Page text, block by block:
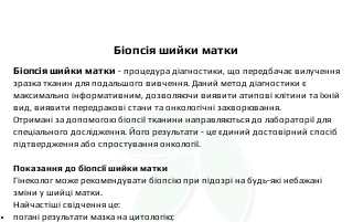
Біопсія шийки матки
Біопсія шийки матки - процедура діагностики, що передбачає вилучення
зразка тканин для подальшого вивчення. Даний метод діагностики є
максимально інформативним, дозволяючи виявити атипові клітини та їхній
вид, виявити передракові стани та онкологічні захворювання.
Отримані за допомогою біопсії тканини направляються до лабораторії для
спеціального дослідження. Його результати - це єдиний достовірний спосіб
підтвердження або спростування онкології.
Показання до біопсії шийки матки
Гінеколог може рекомендувати біопсію при підозрі на будь-які небажані
зміни у шийці матки.
Найчастіші свідчення це:
погані результати мазка на цитологію;